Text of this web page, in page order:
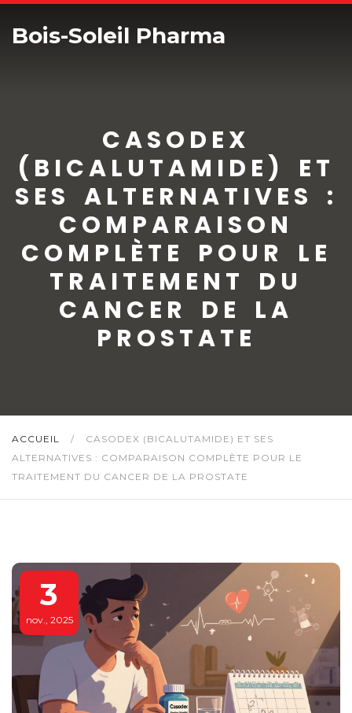
Bois-Soleil Pharma
CASODEX
(BICALUTAMIDE) ET
SES ALTERNATIVES :
COMPARAISON
COMPLÈTE POUR LE
TRAITEMENT DU
CANCER DE LA
PROSTATE
ACCUEIL /
CASODEX (BICALUTAMIDE) ET SES
ALTERNATIVES : COMPARAISON COMPLÈTE POUR LE
TRAITEMENT DU CANCER DE LA PROSTATE
3
nov., 2025